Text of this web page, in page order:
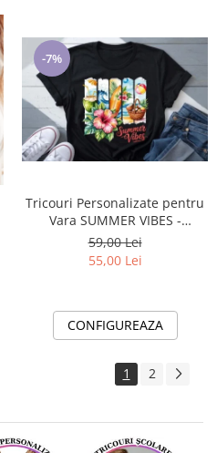
-7%
Tricouri Personalizate pentru
Vara SUMMER VIBES -
Esentiale in Bagajul Tau de
Vacanta ❤️ E-Cadou.com
59,00 Lei
55,00 Lei
CONFIGUREAZA
1 2